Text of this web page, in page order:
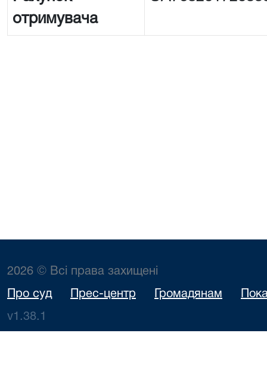
отримувача
2026 © Всі права захищені
Про суд Прес-центр Громадянам
v1.38.1